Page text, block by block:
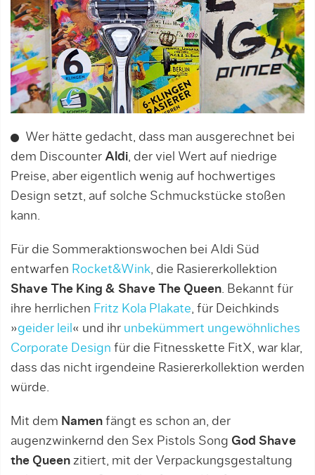
Wer hätte gedacht, dass man ausgerechnet bei
dem Discounter Aldi, der viel Wert auf niedrige
Preise, aber eigentlich wenig auf hochwertiges
Design setzt, auf solche Schmuckstücke stoßen
kann.
Für die Sommeraktionswochen bei Aldi Süd
entwarfen Rocket&Wink, die Rasiererkollektion
Shave The King & Shave The Queen. Bekannt für
ihre herrlichen Fritz Kola Plakate, für Deichkinds
»geider leil « und ihr unbekümmert ungewöhnliches
Corporate Design für die Fitnesskette FitX, war klar,
dass das nicht irgendeine Rasiererkollektion werden
würde.
Mit dem Namen fängt es schon an, der
augenzwinkernd den Sex Pistols Song God Shave
the Queen zitiert, mit der Verpackungsgestaltung